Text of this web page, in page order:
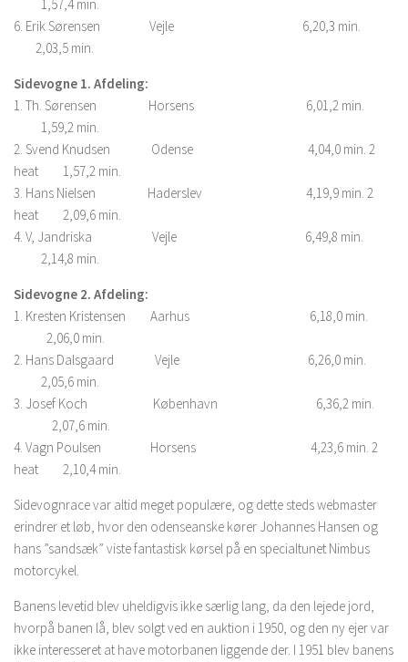
1,57,4 min.
6. Erik Sørensen Vejle 6,20,3 min.
2,03,5 min.
Sidevogne 1. Afdeling:
1. Th. Sørensen Horsens 6,01,2 min.
1,59,2 min.
2. Svend Knudsen Odense 4,04,0 min. 2
heat 1,57,2 min.
3. Hans Nielsen Haderslev 4,19,9 min. 2
heat 2,09,6 min.
4. V, Jandriska Vejle 6,49,8 min.
2,14,8 min.
Sidevogne 2. Afdeling:
1. Kresten Kristensen Aarhus 6,18,0 min.
2,06,0 min.
2. Hans Dalsgaard Vejle 6,26,0 min.
2,05,6 min.
3. Josef Koch København 6,36,2 min.
2,07,6 min.
4. Vagn Poulsen Horsens 4,23,6 min. 2
heat 2,10,4 min.
Sidevognrace var altid meget populære, og dette steds webmaster
erindrer et løb, hvor den odenseanske kører Johannes Hansen og
hans ”sandsæk” viste fantastisk kørsel på en specialtunet Nimbus
motorcykel.
Banens levetid blev uheldigvis ikke særlig lang, da den lejede jord,
hvorpå banen lå, blev solgt ved en auktion i 1950, og den ny ejer var
ikke interesseret at have motorbanen liggende der. I 1951 blev banens